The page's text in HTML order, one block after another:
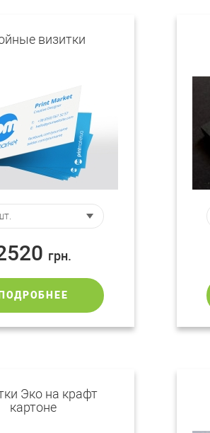
визитки
грн.
ПОДРОБНЕЕ
Эко на крафт
картоне